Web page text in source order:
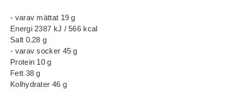
- varav mättat 19 g
Energi 2387 kJ / 566 kcal
Salt 0.28 g
- varav socker 45 g
Protein 10 g
Fett 38 g
Kolhydrater 46 g